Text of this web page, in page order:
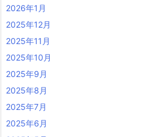
2026年1月
2025年12月
2025年11月
2025年10月
2025年9月
2025年8月
2025年7月
2025年6月